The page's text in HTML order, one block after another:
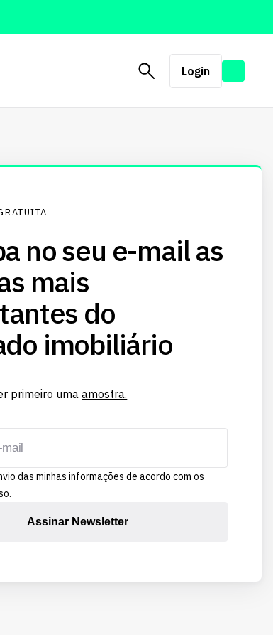
Login
no seu e-mail as
mais
do
imobiliário
primeiro umaamostra.
das minhas informações de acordo com os
Assinar Newsletter